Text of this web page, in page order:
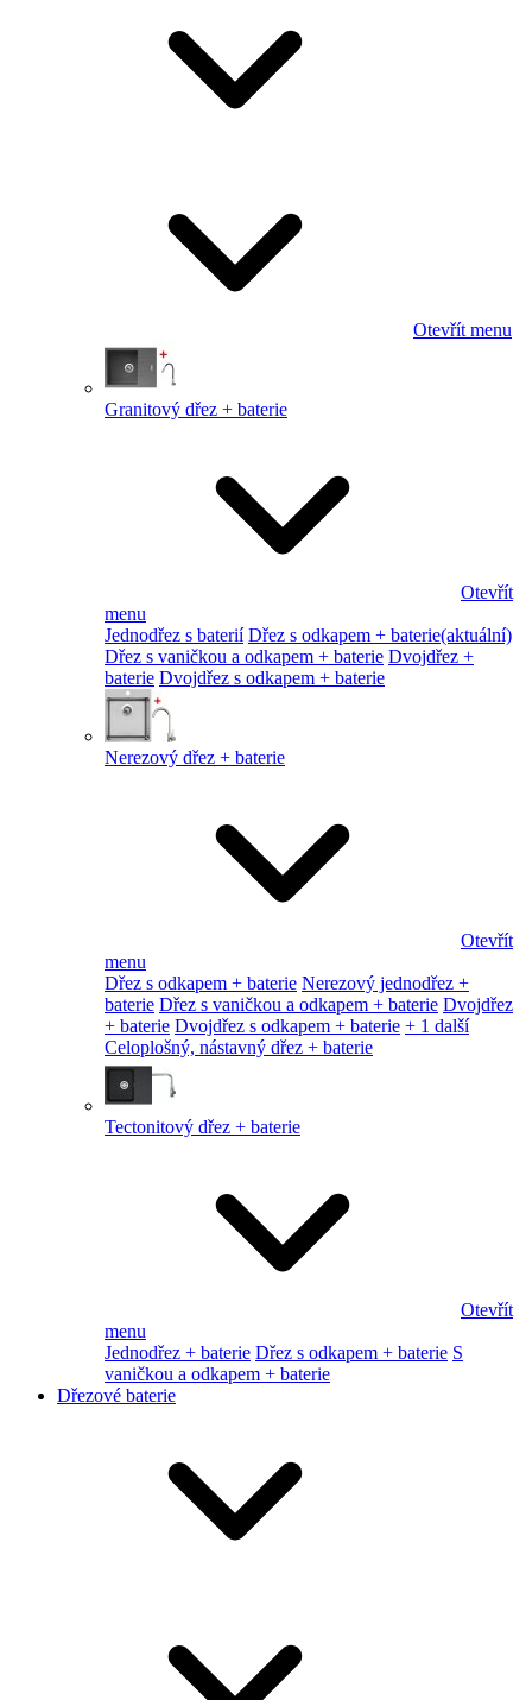
Otevřít menu
Granitový dřez + baterie
Otevřít
menu
Jednodřez s baterií Dřez s odkapem + baterie(aktuální)
Dřez s vaničkou a odkapem + baterie Dvojdřez +
baterie Dvojdřez s odkapem + baterie
Nerezový dřez + baterie
Otevřít
menu
Dřez s odkapem + baterie Nerezový jednodřez +
baterie Dřez s vaničkou a odkapem + baterie Dvojdřez
+ baterie Dvojdřez s odkapem + baterie + 1 další
Celoplošný, nástavný dřez + baterie
Tectonitový dřez + baterie
Otevřít
menu
Jednodřez + baterie Dřez s odkapem + baterie S
vaničkou a odkapem + baterie
Dřezové baterie